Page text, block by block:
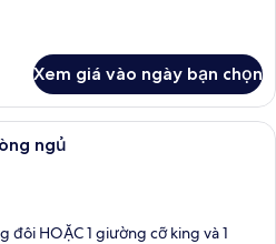
Xem giá vào ngày bạn chọn
Phòng Suite Superior, 2 phòng ngủ |
ngủ
đôi HOẶC 1 giường cỡ king và 1